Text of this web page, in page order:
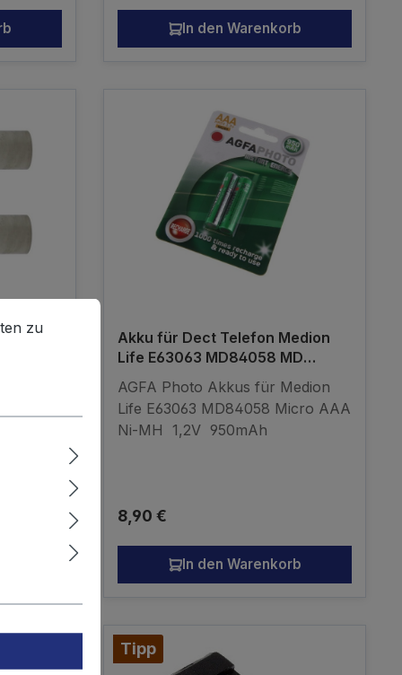
- kein
In den Warenkorb
FMH
- kein
Akku für Dect Telefon Medion
Life E63063 MD84058 MD
84058
AGFA Photo Akkus für Medion
Life E63063 MD84058 Micro AAA
Ni-MH 1,2V 950mAh
Regulärer Preis:
8,90 €
In den Warenkorb
Tipp
zu können.
Mehr Informationen ...
zu